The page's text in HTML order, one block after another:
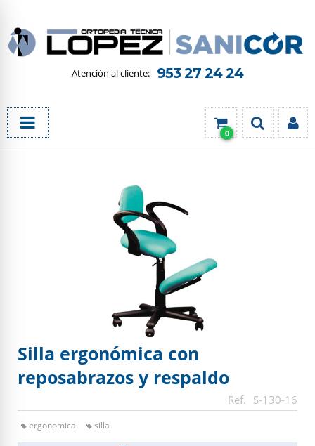
953 27 24 24
0
Silla ergonómica con
reposabrazos y respaldo
S-130-16
ergonomica silla